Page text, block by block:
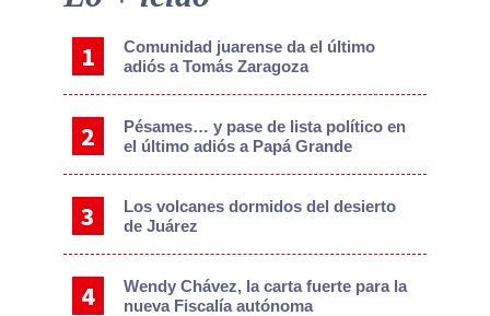
Sidebar
Comunidad juarense da el último
adiós a Tomás Zaragoza
Pésames… y pase de lista político en
el último adiós a Papá Grande
Los volcanes dormidos del desierto
de Juárez
Wendy Chávez, la carta fuerte para la
nueva Fiscalía autónoma